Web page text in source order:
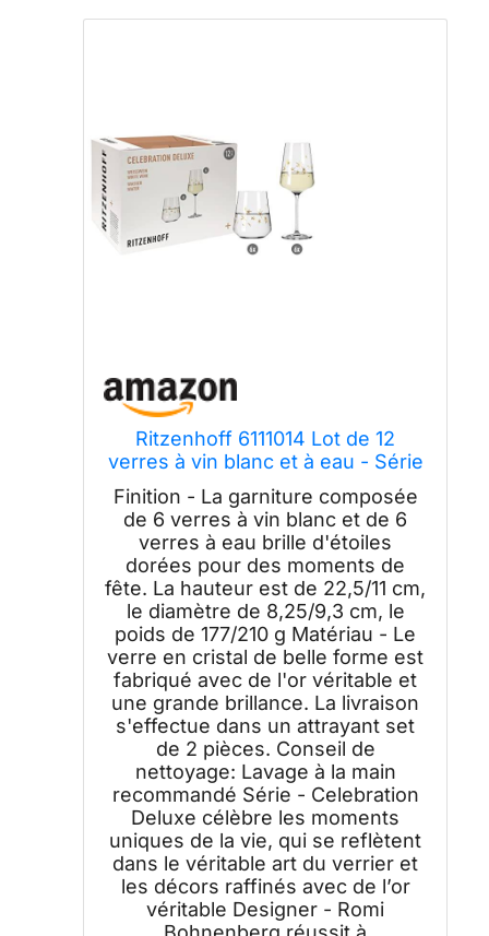
Ritzenhoff 6111014 Lot de 12
verres à vin blanc et à eau - Série
Celebration Deluxe - 400 ml -
Pièce design, Or
Finition - La garniture composée
de 6 verres à vin blanc et de 6
verres à eau brille d'étoiles
dorées pour des moments de
fête. La hauteur est de 22,5/11 cm,
le diamètre de 8,25/9,3 cm, le
poids de 177/210 g Matériau - Le
verre en cristal de belle forme est
fabriqué avec de l'or véritable et
une grande brillance. La livraison
s'effectue dans un attrayant set
de 2 pièces. Conseil de
nettoyage: Lavage à la main
recommandé Série - Celebration
Deluxe célèbre les moments
uniques de la vie, qui se reflètent
dans le véritable art du verrier et
les décors raffinés avec de l’or
véritable Designer - Romi